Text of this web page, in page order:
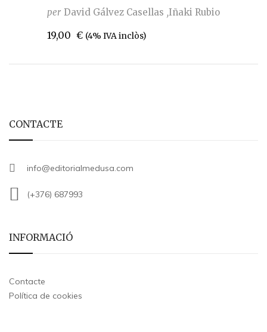
per David Gálvez Casellas Iñaki Rubio
19,00 € (4% IVA inclòs)
CONTACTE
info@editorialmedusa.com
(+376) 687993
INFORMACIÓ
Contacte
Política de cookies